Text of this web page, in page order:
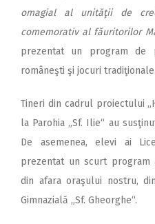
omagial al unităţii de
comemorativ al făuritorilor
prezentat un program de
româneşti şi jocuri tradi­ţio­nale.
Tineri din cadrul proiectului
la Parohia „Sf. Ilie“ au
De asemenea, elevi ai
prezentat un scurt
din afara oraşului nostru,
Gimnazială „Sf. Gheorghe“.